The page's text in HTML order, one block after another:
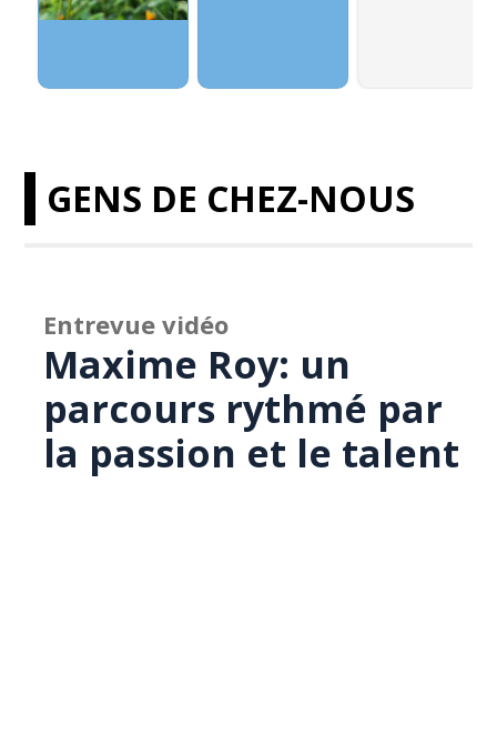
GENS DE CHEZ-NOUS
Entrevue vidéo
Maxime Roy: un
parcours rythmé par
la passion et le talent